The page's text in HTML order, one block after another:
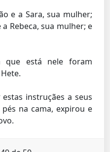
e a Sara, sua mulher;
Rebeca, sua mulher; e
está nele foram
instruçães a seus
na cama, expirou e